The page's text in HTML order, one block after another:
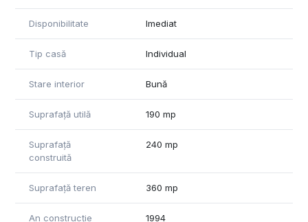
Disponibilitate Imediat
Tip casă Individual
Stare interior Bună
Suprafață utilă 190 mp
Suprafață
construită
240 mp
Suprafață teren 360 mp
An construcție 1994